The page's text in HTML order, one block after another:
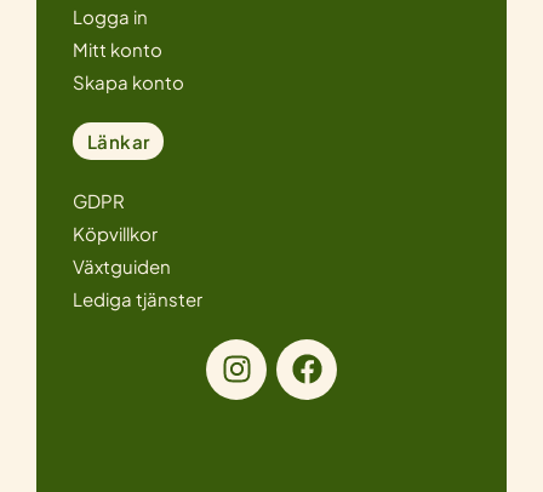
Logga in
Mitt konto
Skapa konto
Länkar
GDPR
Köpvillkor
Växtguiden
Lediga tjänster
I
n
F
a